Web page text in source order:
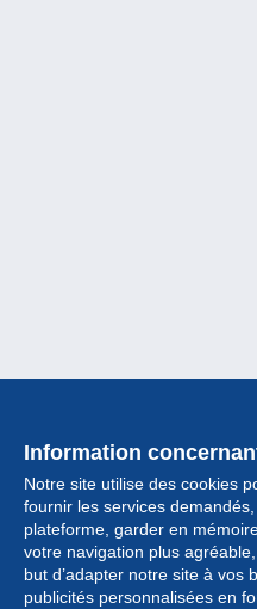
Information
Notre site utilise des cookies
fournir les services
plateforme, garder en
votre navigation plus
but d’adapter notre site à vos
publicités personnalisées en
Collection